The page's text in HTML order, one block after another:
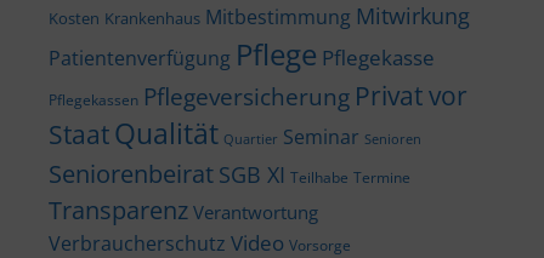
Kosten Krankenhaus Mitbestimmung Mitwirkung
Patientenverfügung Pflege Pflegekasse
Pflegekassen Pflegeversicherung Privat vor
StaatQualität Quartier Seminar Senioren
Seniorenbeirat SGB XI Teilhabe Termine
Transparenz Verantwortung
Verbraucherschutz Video Vorsorge